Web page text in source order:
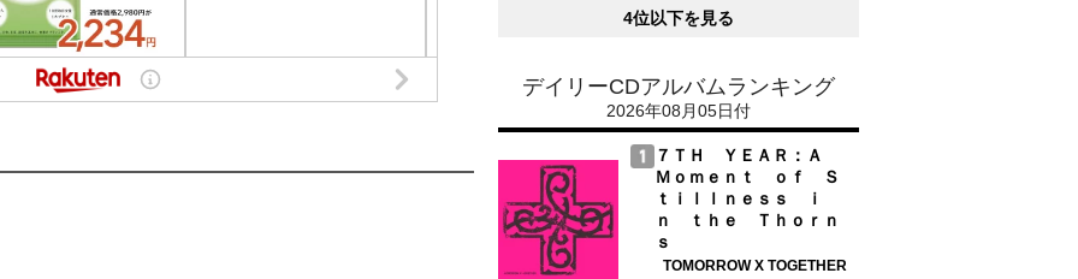
4位以下を見る
デイリーCDアルバムランキング
2026年08月05日付
７ＴＨ ＹＥＡＲ：Ａ
Ｍｏｍｅｎｔ ｏｆ Ｓ
ｔｉｌｌｎｅｓｓ ｉ
ｎ ｔｈｅ Ｔｈｏｒｎ
ｓ
TOMORROW X TOGETHER